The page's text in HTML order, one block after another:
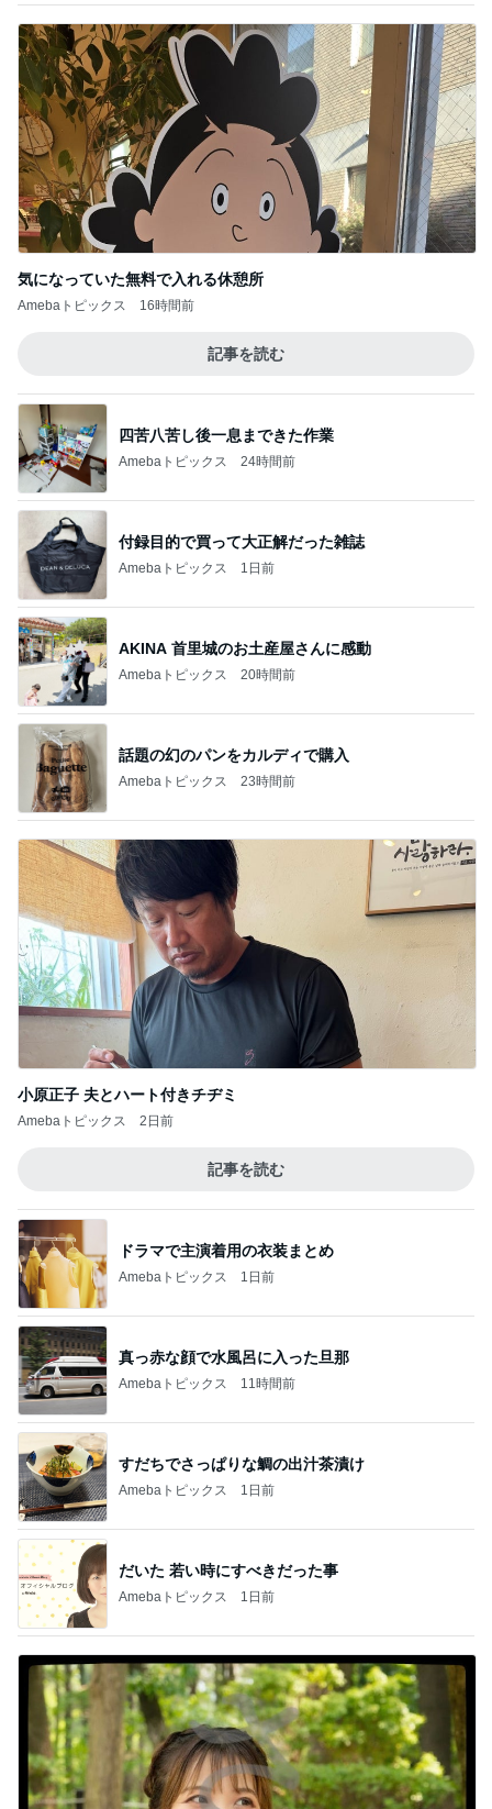
気になっていた無料で入れる休憩所
Amebaトピックス 16時間前
記事を読む
四苦八苦し後一息まできた作業
Amebaトピックス 24時間前
付録目的で買って大正解だった雑誌
Amebaトピックス 1日前
AKINA 首里城のお土産屋さんに感動
Amebaトピックス 20時間前
話題の幻のパンをカルディで購入
Amebaトピックス 23時間前
小原正子 夫とハート付きチヂミ
Amebaトピックス 2日前
記事を読む
ドラマで主演着用の衣装まとめ
Amebaトピックス 1日前
真っ赤な顔で水風呂に入った旦那
Amebaトピックス 11時間前
すだちでさっぱりな鯛の出汁茶漬け
Amebaトピックス 1日前
だいた 若い時にすべきだった事
Amebaトピックス 1日前